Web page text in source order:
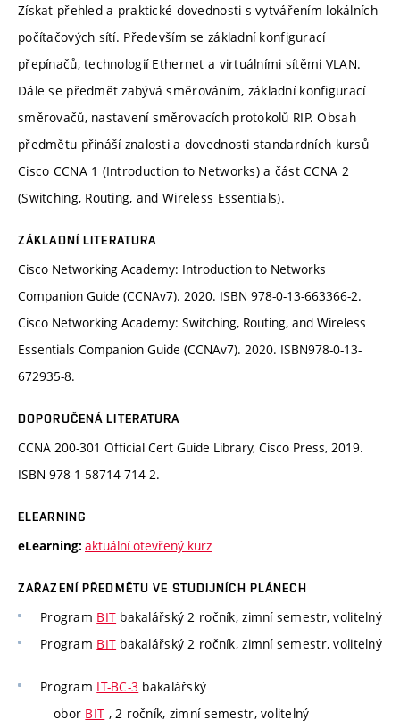
Získat přehled a praktické dovednosti s vytvářením lokálních
počítačových sítí. Především se základní konfigurací
přepínačů, technologií Ethernet a virtuálními sítěmi VLAN.
Dále se předmět zabývá směrováním, základní konfigurací
směrovačů, nastavení směrovacích protokolů RIP. Obsah
předmětu přináší znalosti a dovednosti standardních kursů
Cisco CCNA 1 (Introduction to Networks) a část CCNA 2
(Switching, Routing, and Wireless Essentials).
ZÁKLADNÍ LITERATURA
Cisco Networking Academy: Introduction to Networks
Companion Guide (CCNAv7). 2020. ISBN 978-0-13-663366-2.
Cisco Networking Academy: Switching, Routing, and Wireless
Essentials Companion Guide (CCNAv7). 2020. ISBN978-0-13-
672935-8.
DOPORUČENÁ LITERATURA
CCNA 200-301 Official Cert Guide Library, Cisco Press, 2019.
ISBN 978-1-58714-714-2.
ELEARNING
eLearning: aktuální otevřený kurz
ZAŘAZENÍ PŘEDMĚTU VE STUDIJNÍCH PLÁNECH
Program BIT bakalářský 2 ročník, zimní semestr, volitelný
Program BIT bakalářský 2 ročník, zimní semestr, volitelný
Program IT-BC-3 bakalářský
obor BIT , 2 ročník, zimní semestr, volitelný